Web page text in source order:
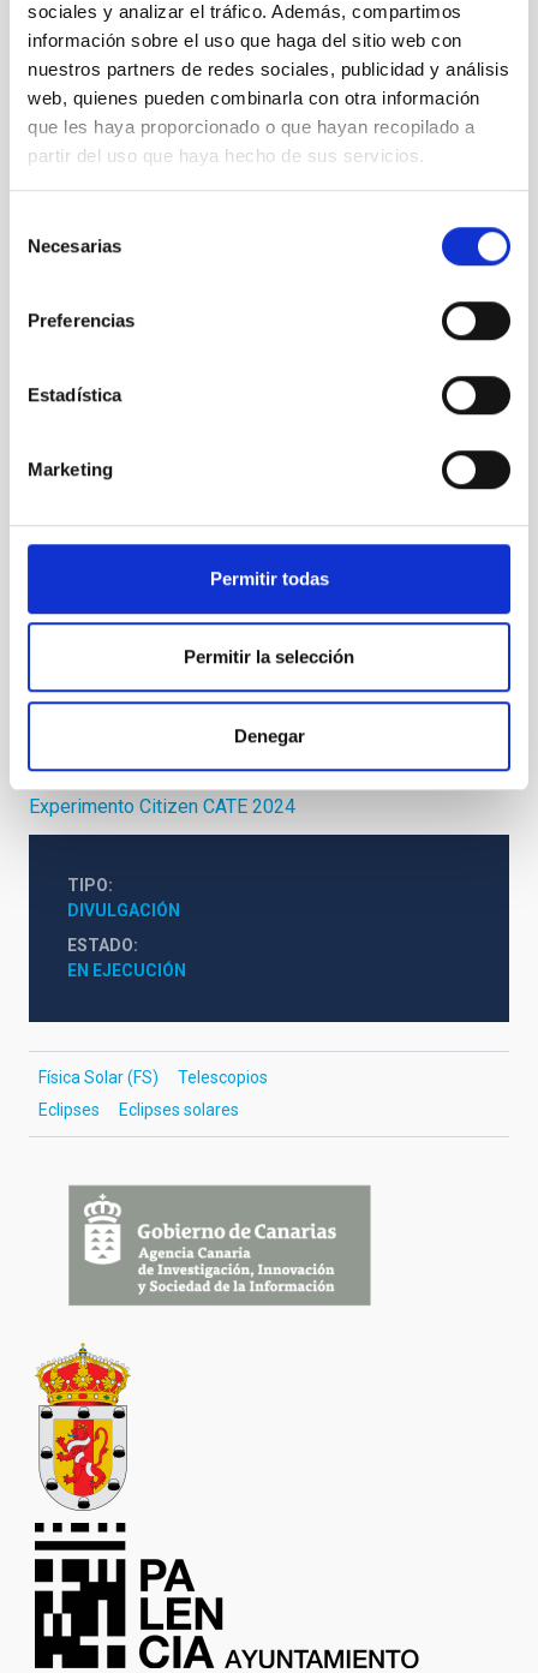
sociales y analizar el tráfico. Además, compartimos
información sobre el uso que haga del sitio web con
nuestros partners de redes sociales, publicidad y análisis
web, quienes pueden combinarla con otra información
que les haya proporcionado o que hayan recopilado a
partir del uso que haya hecho de sus servicios.
Necesarias
Preferencias
Estadística
Marketing
Permitir todas
Permitir la selección
Denegar
astronómicos con mayor capacidad de reunir a la gente
en su contemplación. NATE busca multiplicar ese
efecto, creando comunidades que converjan en una
labor compartida de conocimiento, admiración y
celebración de una ciencia capaz de unir a todos.
Enlaces de interés
Programa divulgativo NATE en Palencia-Eclipse agosto
2026
Biografías de los participantes en el programa de
dilvulgación NATE en Palencia…
Web oficial del trío de eclipses
Web del IGN dedicada a los eclipses
Proveedores de material seguro para la observación de
los eclipses (AAS, en ing…
Experimento Citizen CATE 2024
TIPO
DIVULGACIÓN
ESTADO
EN EJECUCIÓN
Física Solar (FS)
Telescopios
Eclipses
Eclipses solares